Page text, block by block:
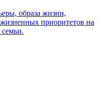
образа жизни,
приоритетов на